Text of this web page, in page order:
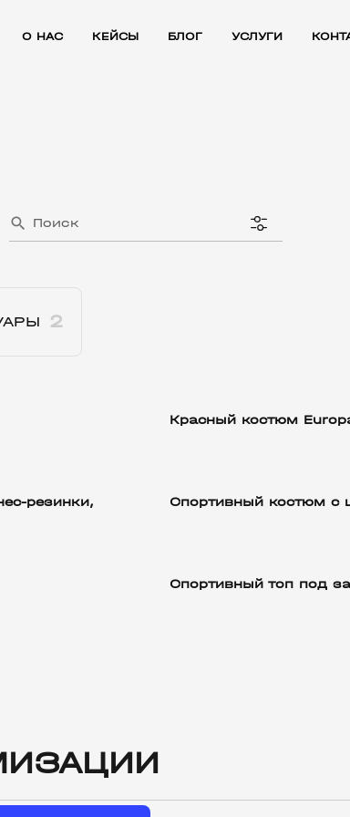
О НАС КЕЙСЫ БЛОГ УСЛУГИ
search
2
Красный костюм
резинки,
Спортивный костюм с
Спортивный топ под